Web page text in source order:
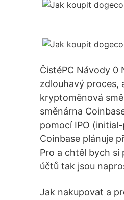
ČistéPC Návody 0
zdlouhavý proces,
kryptoměnová
směnárna
pomocí IPO
Coinbase plánuje
Pro a chtěl bych si
účtů tak jsou
Jak nakupovat a